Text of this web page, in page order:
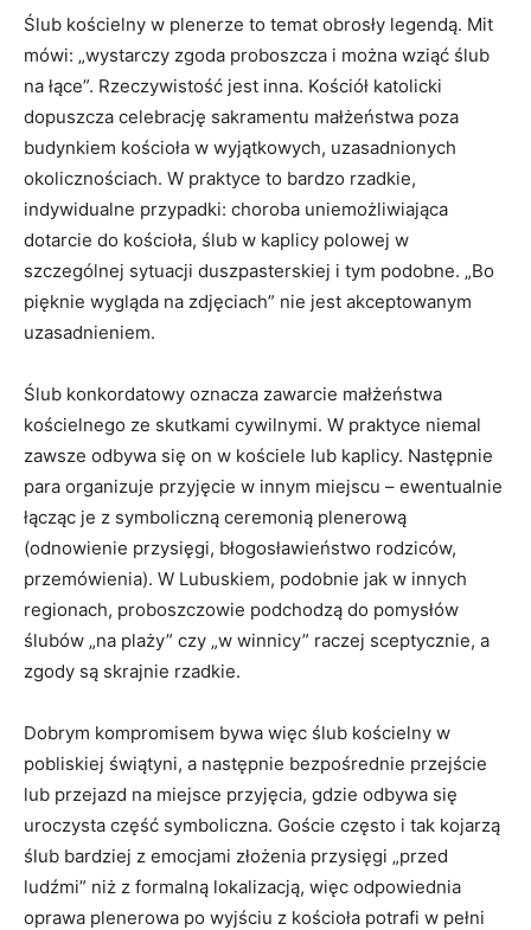
Ślub kościelny w plenerze to temat obrosły legendą. Mit
mówi: „wystarczy zgoda proboszcza i można wziąć ślub
na łące”. Rzeczywistość jest inna. Kościół katolicki
dopuszcza celebrację sakramentu małżeństwa poza
budynkiem kościoła w wyjątkowych, uzasadnionych
okolicznościach. W praktyce to bardzo rzadkie,
indywidualne przypadki: choroba uniemożliwiająca
dotarcie do kościoła, ślub w kaplicy polowej w
szczególnej sytuacji duszpasterskiej i tym podobne. „Bo
pięknie wygląda na zdjęciach” nie jest akceptowanym
uzasadnieniem.
Ślub konkordatowy oznacza zawarcie małżeństwa
kościelnego ze skutkami cywilnymi. W praktyce niemal
zawsze odbywa się on w kościele lub kaplicy. Następnie
para organizuje przyjęcie w innym miejscu – ewentualnie
łącząc je z symboliczną ceremonią plenerową
(odnowienie przysięgi, błogosławieństwo rodziców,
przemówienia). W Lubuskiem, podobnie jak w innych
regionach, proboszczowie podchodzą do pomysłów
ślubów „na plaży” czy „w winnicy” raczej sceptycznie, a
zgody są skrajnie rzadkie.
Dobrym kompromisem bywa więc ślub kościelny w
pobliskiej świątyni, a następnie bezpośrednie przejście
lub przejazd na miejsce przyjęcia, gdzie odbywa się
uroczysta część symboliczna. Goście często i tak kojarzą
ślub bardziej z emocjami złożenia przysięgi „przed
ludźmi” niż z formalną lokalizacją, więc odpowiednia
oprawa plenerowa po wyjściu z kościoła potrafi w pełni